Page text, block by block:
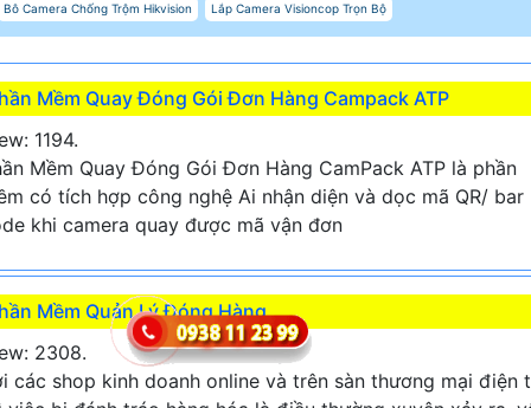
Bô Camera Chống Trộm Hikvision Lắp Camera Visioncop Trọn Bộ
Mềm Quay Đóng Gói Đơn Hàng Campack ATP
1194.
Mềm Quay Đóng Gói Đơn Hàng CamPack ATP là phần
có tích hợp công nghệ Ai nhận diện và dọc mã QR/ bar
khi camera quay được mã vận đơn
Mềm Quản Lý Đóng Hàng
2308.
các shop kinh doanh online và trên sàn thương mại điện